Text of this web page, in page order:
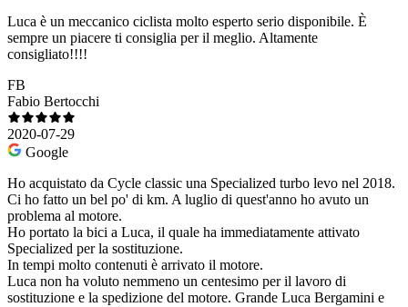
Luca è un meccanico ciclista molto esperto serio disponibile. È
sempre un piacere ti consiglia per il meglio. Altamente
consigliato!!!!
FB
Fabio Bertocchi
2020-07-29
Google
Ho acquistato da Cycle classic una Specialized turbo levo nel 2018.
Ci ho fatto un bel po' di km. A luglio di quest'anno ho avuto un
problema al motore.
Ho portato la bici a Luca, il quale ha immediatamente attivato
Specialized per la sostituzione.
In tempi molto contenuti è arrivato il motore.
Luca non ha voluto nemmeno un centesimo per il lavoro di
sostituzione e la spedizione del motore. Grande Luca Bergamini e